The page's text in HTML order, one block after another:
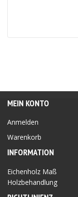
MEIN KONTO
Anmelden
Warenkorb
INFORMATION
Eichenholz Maß
Holzbehandlung